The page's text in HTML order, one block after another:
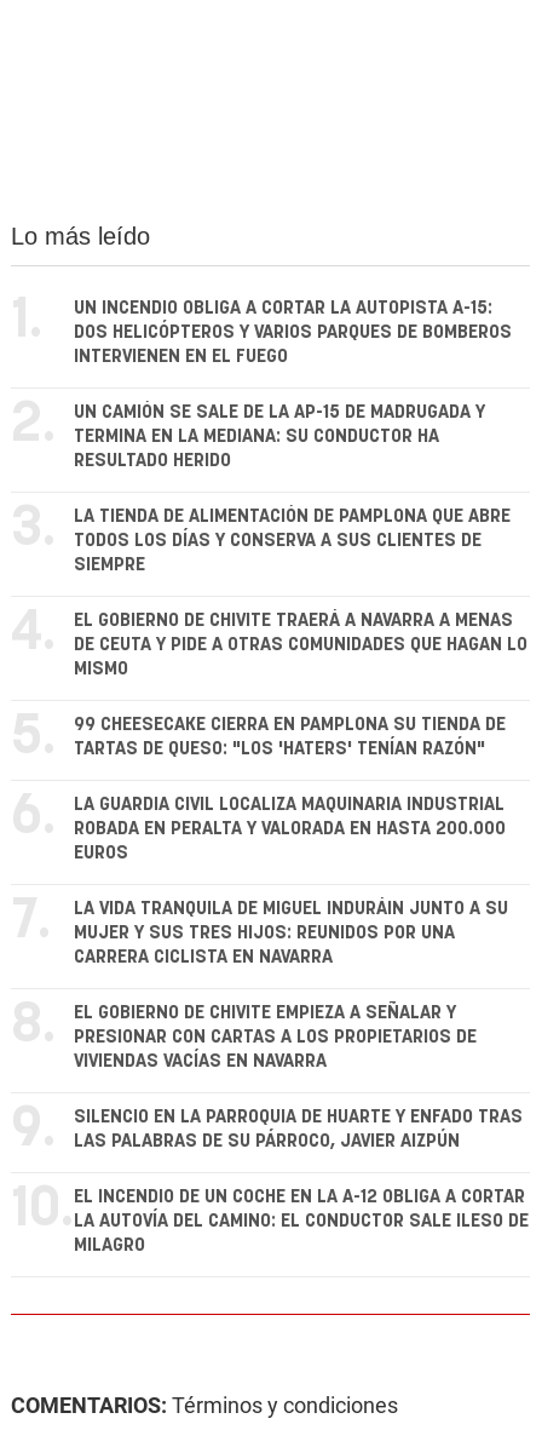
Lo más leído
1.
UN INCENDIO OBLIGA A CORTAR LA AUTOPISTA A-15:
DOS HELICÓPTEROS Y VARIOS PARQUES DE BOMBEROS
INTERVIENEN EN EL FUEGO
2.
UN CAMIÓN SE SALE DE LA AP-15 DE MADRUGADA Y
TERMINA EN LA MEDIANA: SU CONDUCTOR HA
RESULTADO HERIDO
3.
LA TIENDA DE ALIMENTACIÓN DE PAMPLONA QUE ABRE
TODOS LOS DÍAS Y CONSERVA A SUS CLIENTES DE
SIEMPRE
4.
EL GOBIERNO DE CHIVITE TRAERÁ A NAVARRA A MENAS
DE CEUTA Y PIDE A OTRAS COMUNIDADES QUE HAGAN LO
MISMO
5.
99 CHEESECAKE CIERRA EN PAMPLONA SU TIENDA DE
TARTAS DE QUESO: "LOS 'HATERS' TENÍAN RAZÓN"
6.
LA GUARDIA CIVIL LOCALIZA MAQUINARIA INDUSTRIAL
ROBADA EN PERALTA Y VALORADA EN HASTA 200.000
EUROS
7.
LA VIDA TRANQUILA DE MIGUEL INDURÁIN JUNTO A SU
MUJER Y SUS TRES HIJOS: REUNIDOS POR UNA
CARRERA CICLISTA EN NAVARRA
8.
EL GOBIERNO DE CHIVITE EMPIEZA A SEÑALAR Y
PRESIONAR CON CARTAS A LOS PROPIETARIOS DE
VIVIENDAS VACÍAS EN NAVARRA
9.
SILENCIO EN LA PARROQUIA DE HUARTE Y ENFADO TRAS
LAS PALABRAS DE SU PÁRROCO, JAVIER AIZPÚN
10. EL INCENDIO DE UN COCHE EN LA A-12 OBLIGA A CORTAR
LA AUTOVÍA DEL CAMINO: EL CONDUCTOR SALE ILESO DE
MILAGRO
COMENTARIOS: Términos y condiciones